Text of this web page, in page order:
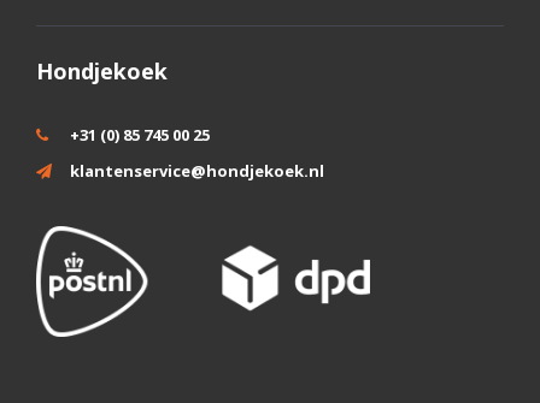
Hondjekoek
+31 (0) 85 745 00 25
klantenservice@hondjekoek.nl